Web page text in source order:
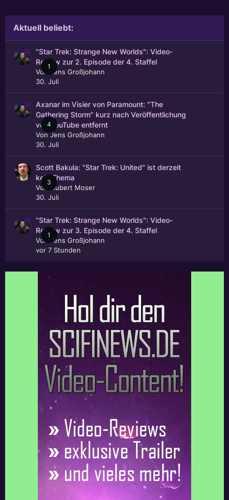
Aktuell beliebt:
1
"Star Trek: Strange New Worlds": Video-
Review zur 2. Episode der 4. Staffel
Von
Jens Großjohann
30. Juli
4
Axanar im Visier von Paramount: "The
Gathering Storm" kurz nach Veröffentlichung
von YouTube entfernt
VonJens Großjohann
30. Juli
3
Scott Bakula: "Star Trek: United" ist derzeit
kein Thema
Von
Hubert Moser
30. Juli
1
"Star Trek: Strange New Worlds": Video-
Review zur 3. Episode der 4. Staffel
Von
Jens Großjohann
vor 7 Stunden